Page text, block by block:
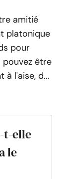
amitié
platonique
pour
pouvez être
l'aise, d...
t-elle
le